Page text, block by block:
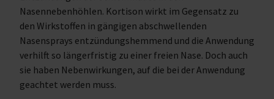
Nasennebenhöhlen. Kortison wirkt im Gegensatz zu
den Wirkstoffen in gängigen abschwellenden
Nasensprays entzündungshemmend und die Anwendung
verhilft so längerfristig zu einer freien Nase. Doch auch
sie haben Nebenwirkungen, auf die bei der Anwendung
geachtet werden muss.